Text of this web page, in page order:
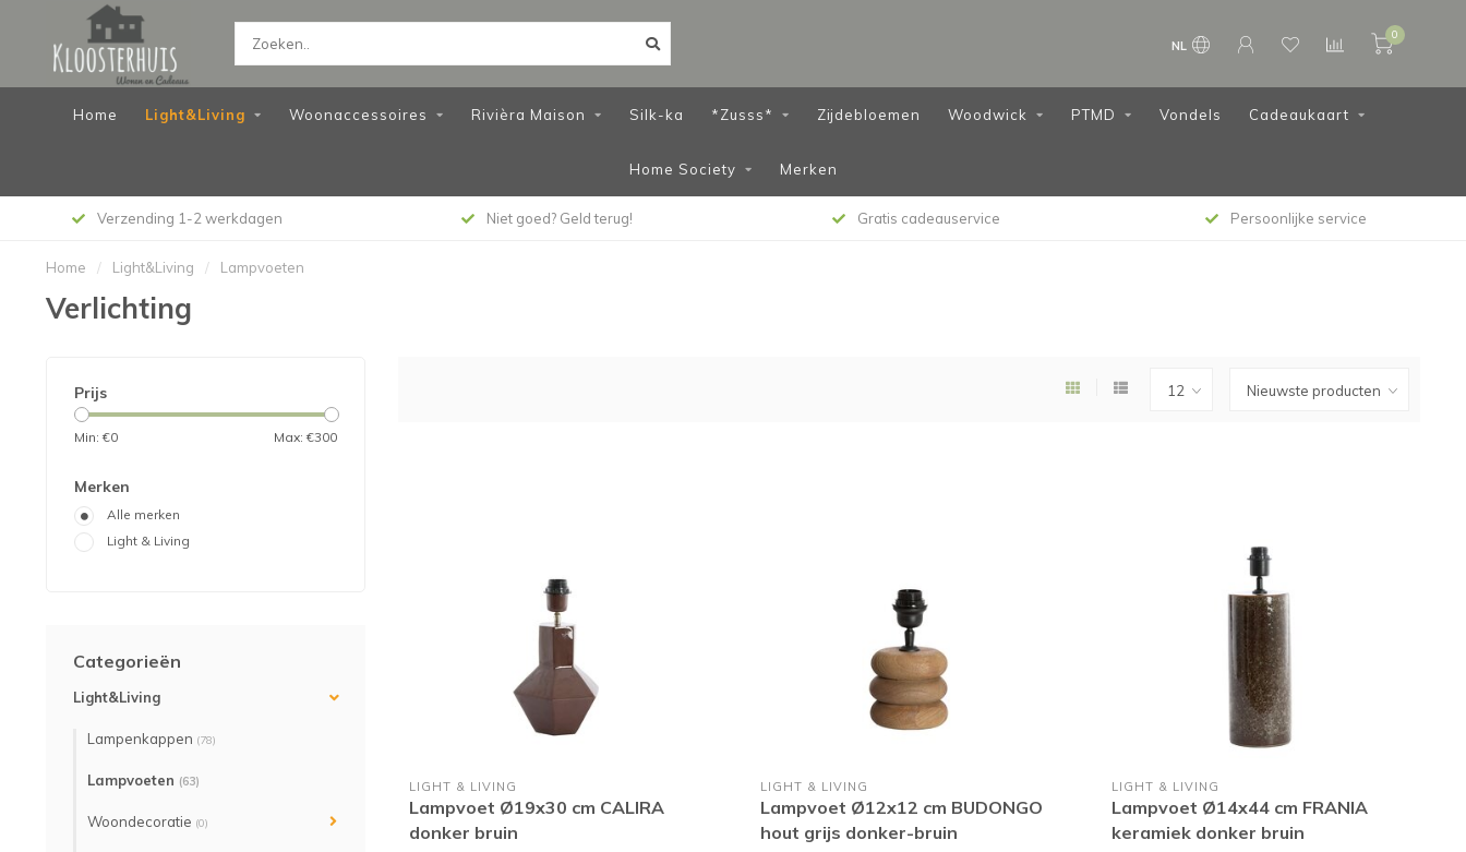
NL
0
Home Light&Living Woonaccessoires Rivièra Maison Silk-ka *Zusss* Zijdebloemen Woodwick PTMD Vondels Cadeaukaart
Home Society Merken
Verzending 1-2 werkdagen Niet goed? Geld terug! Gratis cadeauservice Persoonlijke service
Home / Light&Living / Lampvoeten
Verlichting
Prijs
Min: €0 Max: €300
Merken
Alle merken
Light & Living
Categorieën
Light&Living
Lampenkappen (78)
Lampvoeten (63)
Woondecoratie (0)
LIGHT & LIVING
Lampvoet Ø19x30 cm CALIRA
donker bruin
LIGHT & LIVING
Lampvoet Ø12x12 cm BUDONGO
hout grijs donker-bruin
LIGHT & LIVING
Lampvoet Ø14x44 cm FRANIA
keramiek donker bruin